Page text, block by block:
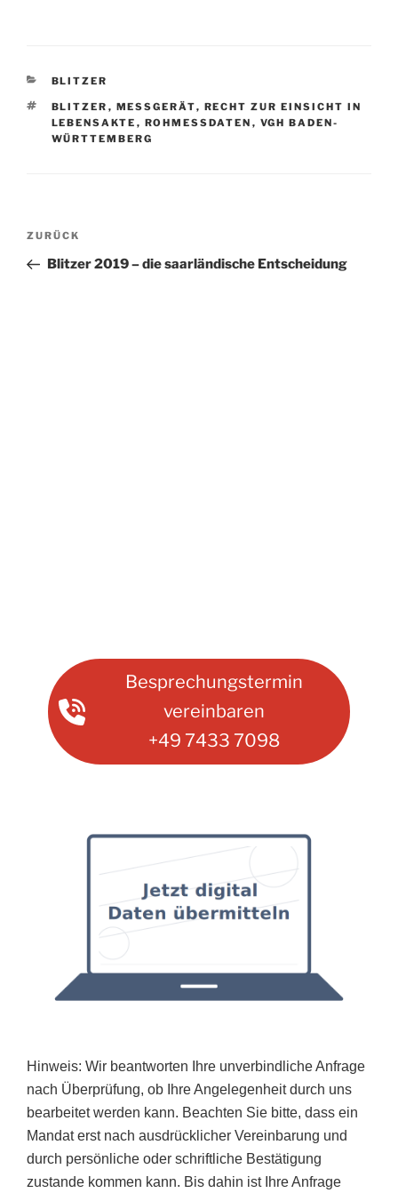
KATEGORIEN
BLITZER
SCHLAGWÖRTER
BLITZER , MESSGERÄT, RECHT ZUR EINSICHT IN
LEBENSAKTE , ROHMESSDATEN , VGH BADEN-
WÜRTTEMBERG
Beitragsnavigation
Vorheriger
Beitrag
ZURÜCK
Blitzer 2019 – die saarländische Entscheidung
Besprechungstermin
vereinbaren
+49 7433 7098
Hinweis: Wir beantworten Ihre unverbindliche Anfrage
nach Überprüfung, ob Ihre Angelegenheit durch uns
bearbeitet werden kann. Beachten Sie bitte, dass ein
Mandat erst nach ausdrücklicher Vereinbarung und
durch persönliche oder schriftliche Bestätigung
zustande kommen kann. Bis dahin ist Ihre Anfrage